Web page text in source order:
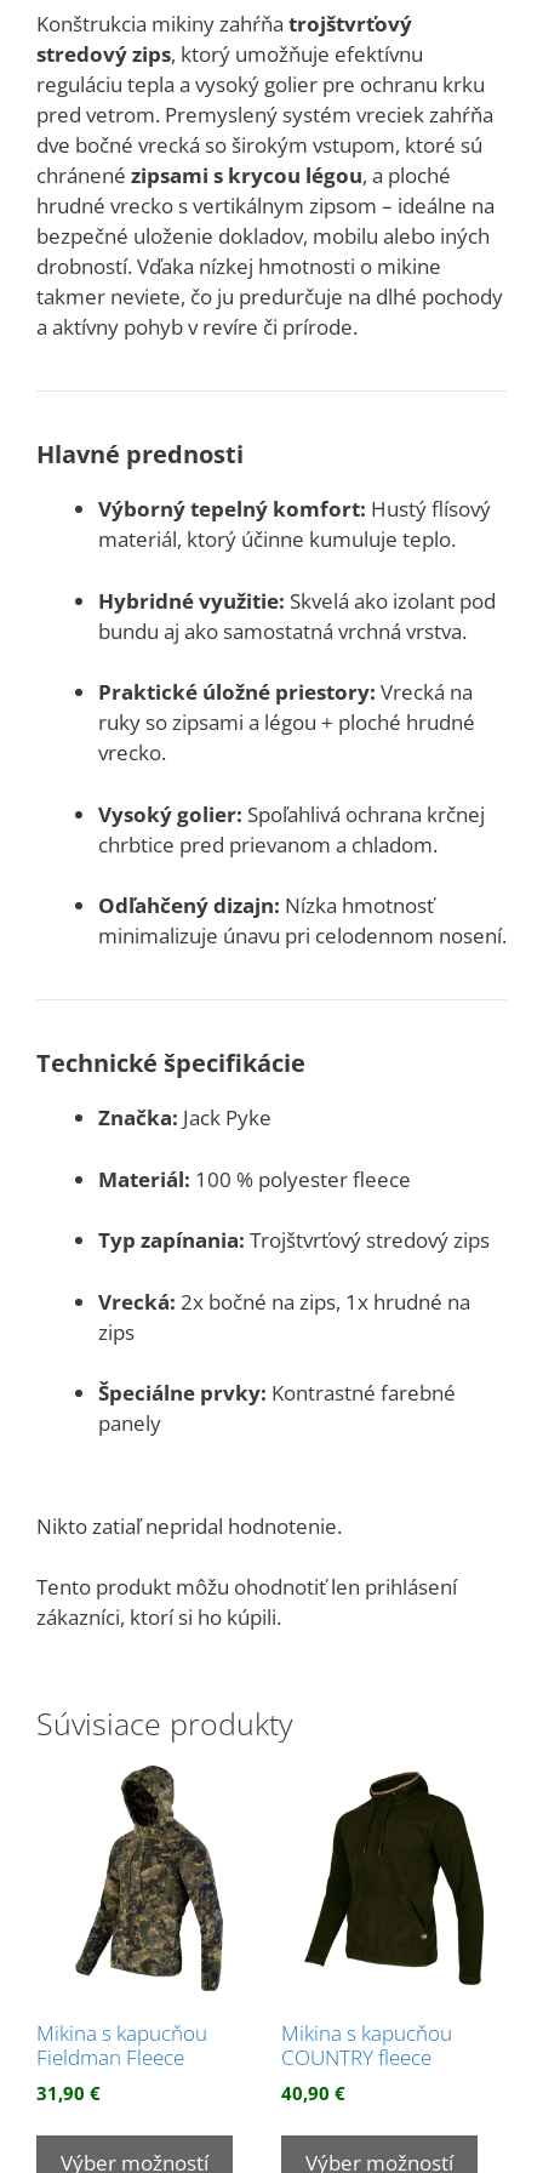
Konštrukcia mikiny zahŕňa trojštvrťový
stredový zips, ktorý umožňuje efektívnu
reguláciu tepla a vysoký golier pre ochranu krku
pred vetrom. Premyslený systém vreciek zahŕňa
dve bočné vrecká so širokým vstupom, ktoré sú
chránené zipsami s krycou légou, a ploché
hrudné vrecko s vertikálnym zipsom – ideálne na
bezpečné uloženie dokladov, mobilu alebo iných
drobností. Vďaka nízkej hmotnosti o mikine
takmer neviete, čo ju predurčuje na dlhé pochody
a aktívny pohyb v revíre či prírode.
Hlavné prednosti
Výborný tepelný komfort: Hustý flísový
materiál, ktorý účinne kumuluje teplo.
Hybridné využitie: Skvelá ako izolant pod
bundu aj ako samostatná vrchná vrstva.
Praktické úložné priestory: Vrecká na
ruky so zipsami a légou + ploché hrudné
vrecko.
Vysoký golier: Spoľahlivá ochrana krčnej
chrbtice pred prievanom a chladom.
Odľahčený dizajn: Nízka hmotnosť
minimalizuje únavu pri celodennom nosení.
Technické špecifikácie
Značka: Jack Pyke
Materiál: 100 % polyester fleece
Typ zapínania: Trojštvrťový stredový zips
Vrecká: 2x bočné na zips, 1x hrudné na
zips
Špeciálne prvky: Kontrastné farebné
panely
Nikto zatiaľ nepridal hodnotenie.
Tento produkt môžu ohodnotiť len prihlásení
zákazníci, ktorí si ho kúpili.
Súvisiace produkty
Mikina s kapucňou
Fieldman Fleece
31,90 €
Výber možností
Tento
produkt
Mikina s kapucňou
COUNTRY fleece
40,90 €
Výber možností
Tento